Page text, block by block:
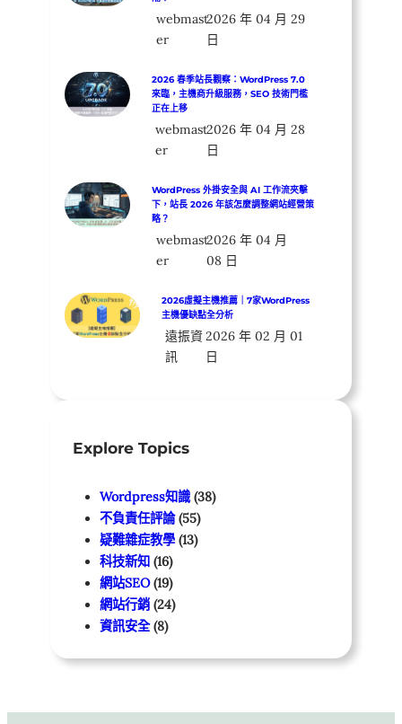
webmast
er
2026 年 04 月 29
日
2026 春季站長觀察：WordPress 7.0
來臨，主機商升級服務，SEO 技術門檻
正在上移
webmast
er
2026 年 04 月 28
日
WordPress 外掛安全與 AI 工作流夾擊
下，站長 2026 年該怎麼調整網站經營策
略？
webmast
er
2026 年 04 月
08 日
2026虛擬主機推薦｜7家WordPress
主機優缺點全分析
遠振資
訊
2026 年 02 月 01
日
Explore Topics
Wordpress知識 (38)
不負責任評論(55)
疑難雜症教學 (13)
科技新知 (16)
網站SEO(19)
網站行銷 (24)
資訊安全(8)